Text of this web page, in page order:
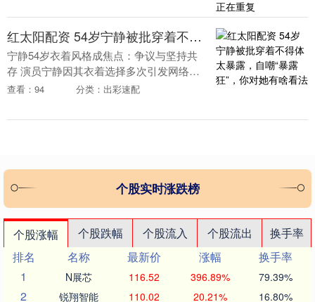
后，真的只是运气....
红太阳配资 54岁宁静被批穿着不得体太暴露，自嘲“暴露狂”，你对她有啥看法
宁静54岁衣着风格成焦点：争议与坚持共
存 演员宁静因其衣着选择多次引发网络讨
论，有人指她穿着前卫不符年龄形象。她
色丝袜，绿色....
查看：94 分类：出彩速配
个股实时涨跌榜
个股涨幅 个股跌幅 个股流入 个股流出
换手率
排名
名称 最新价 涨幅
换手率
1
N展芯 116.52 396.89% 79.39%
2 锐翔智能 110.02 20.21% 16.80%